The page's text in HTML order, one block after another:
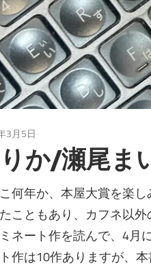
3月5日
か/瀬尾ま
何年か、本屋大賞を楽
こともあり、カフネ以
ネート作を読んで、4月
作は10作ありますが、